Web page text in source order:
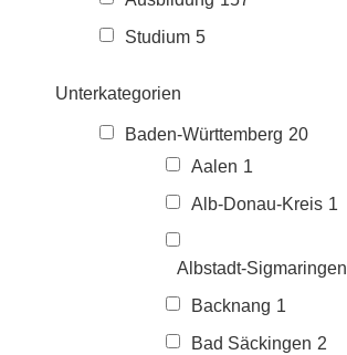
Studium 5
Unterkategorien
Baden-Württemberg 20
Aalen 1
Alb-Donau-Kreis 1
Albstadt-Sigmaringen
Backnang 1
Bad Säckingen 2